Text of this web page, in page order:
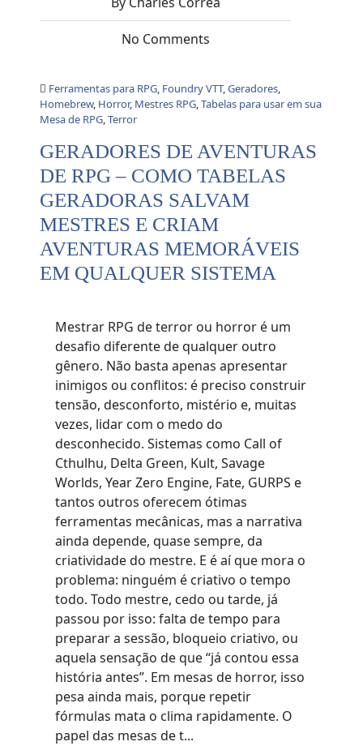
No Comments
Ferramentas para RPG, Foundry VTT,Geradores,
Homebrew, Horror, Mestres RPG,Tabelas para usar em sua
Mesa de RPG,Terror
GERADORES DE AVENTURAS
DE RPG – COMO TABELAS
GERADORAS SALVAM
MESTRES E CRIAM
AVENTURAS MEMORÁVEIS
EM QUALQUER SISTEMA
Mestrar RPG de terror ou horror é um
desafio diferente de qualquer outro
gênero. Não basta apenas apresentar
inimigos ou conflitos: é preciso construir
tensão, desconforto, mistério e, muitas
vezes, lidar com o medo do
desconhecido. Sistemas como Call of
Cthulhu, Delta Green, Kult, Savage
Worlds, Year Zero Engine, Fate, GURPS e
tantos outros oferecem ótimas
ferramentas mecânicas, mas a narrativa
ainda depende, quase sempre, da
criatividade do mestre. E é aí que mora o
problema: ninguém é criativo o tempo
todo. Todo mestre, cedo ou tarde, já
passou por isso: falta de tempo para
preparar a sessão, bloqueio criativo, ou
aquela sensação de que “já contou essa
história antes”. Em mesas de horror, isso
pesa ainda mais, porque repetir
fórmulas mata o clima rapidamente. O
papel das mesas de t...